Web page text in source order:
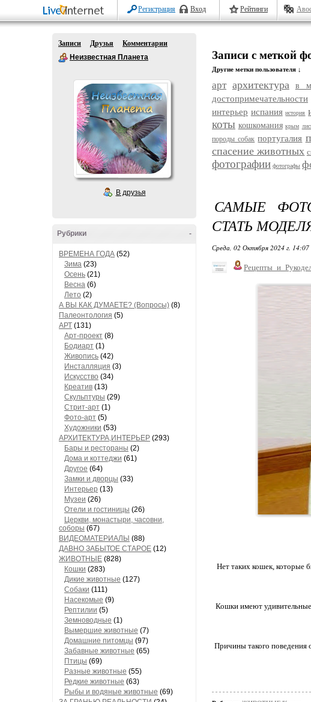
Регистрация Вход Рейтинги
Записи Друзья
Комментарии
Неизвестная Планета
В друзья
-
Рубрики
ВРЕМЕНА ГОДА (52)
Зима (23)
Осень (21)
Весна (6)
Лето (2)
А ВЫ КАК ДУМАЕТЕ? (Вопросы) (8)
Палеонтология (5)
АРТ (131)
Арт-проект (8)
Бодиарт (1)
Живопись (42)
Инсталляция (3)
Искусство (34)
Креатив (13)
Скульптуры (29)
Стрит-арт (1)
Фото-арт (5)
Художники (53)
АРХИТЕКТУРА,ИНТЕРЬЕР (293)
Бары и рестораны (2)
Дома и коттеджи (61)
Другое (64)
Замки и дворцы (33)
Интерьер (13)
Музеи (26)
Отели и гостиницы (26)
Церкви, монастыри, часовни,
соборы (67)
ВИДЕОМАТЕРИАЛЫ (88)
ДАВНО ЗАБЫТОЕ СТАРОЕ (12)
ЖИВОТНЫЕ (828)
Кошки (283)
Дикие животные (127)
Собаки (111)
Насекомые (9)
Рептилии (5)
Земноводные (1)
Вымершие животные (7)
Домашние питомцы (97)
Забавные животные (65)
Птицы (69)
Разные животные (55)
Редкие животные (63)
Рыбы и водяные животные (69)
Записи с меткой
Другие метки пользователя ↓
арт архитектура в
достопримечательности
интерьер испания история
коты кошкомания крым
породы собак португалия
спасение животных
фотографии фотографы
САМЫЕ
СТАТЬ
Среда, 02 Октября 2024 г. 14:07
Нет таких кошек, которые
Кошки имеют удивительные
Причины такого поведения